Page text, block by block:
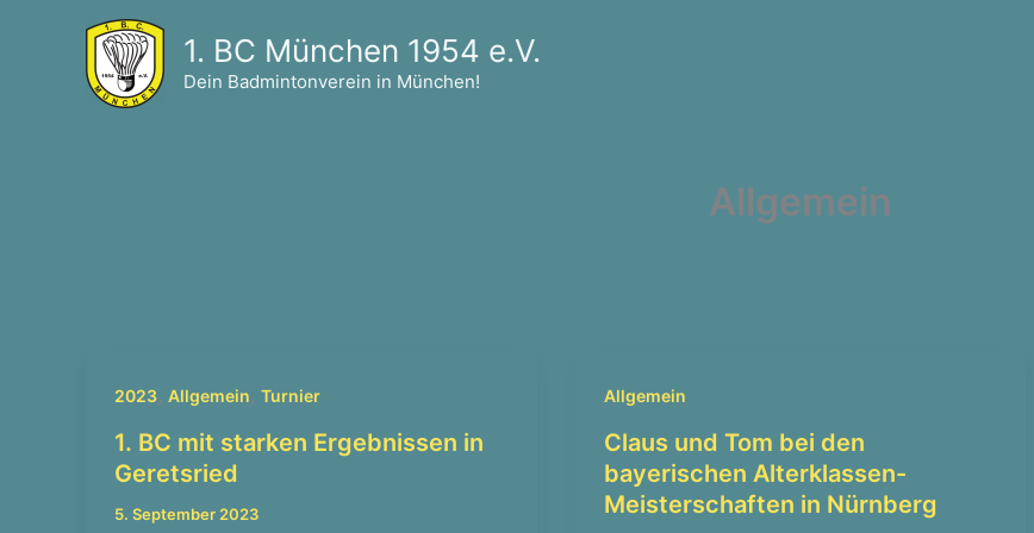
1. BC München 1954 e.V.
Dein Badmintonverein in München!
Allgemein
2023, Allgemein, Turnier
1. BC mit starken Ergebnissen in
Geretsried
5. September 2023
Allgemein
Claus und Tom bei den
bayerischen Alterklassen-
Meisterschaften in Nürnberg